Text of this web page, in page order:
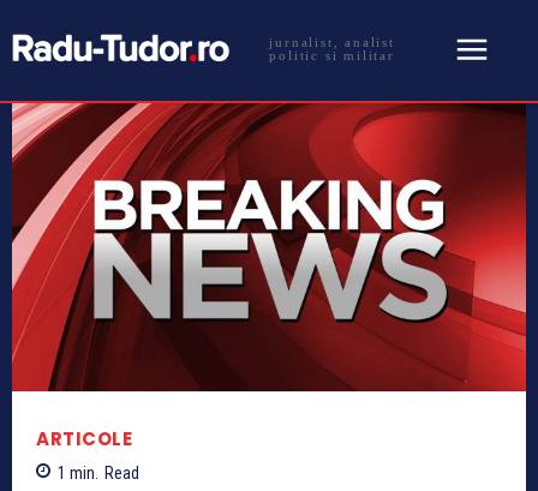
jurnalist, analist
politic si militar
ARTICOLE
1 min. Read